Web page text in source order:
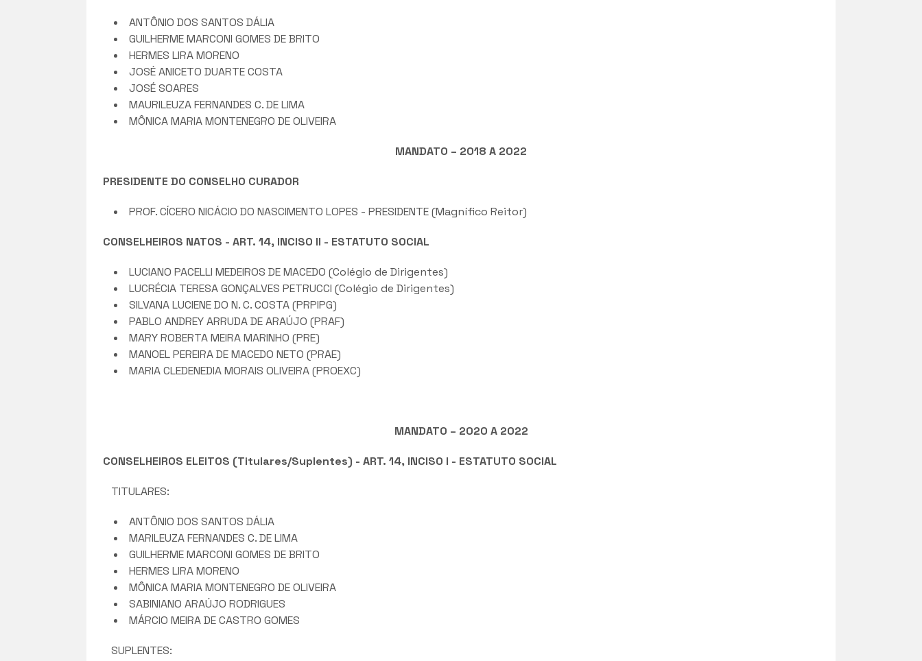
ANTÔNIO DOS SANTOS DÁLIA
GUILHERME MARCONI GOMES DE BRITO
HERMES LIRA MORENO
JOSÉ ANICETO DUARTE COSTA
JOSÉ SOARES
MAURILEUZA FERNANDES C. DE LIMA
MÔNICA MARIA MONTENEGRO DE OLIVEIRA
MANDATO – 2018 A 2022
PRESIDENTE DO CONSELHO CURADOR
PROF. CÍCERO NICÁCIO DO NASCIMENTO LOPES - PRESIDENTE (Magnífico Reitor)
CONSELHEIROS NATOS - ART. 14, INCISO II - ESTATUTO SOCIAL
LUCIANO PACELLI MEDEIROS DE MACEDO (Colégio de Dirigentes)
LUCRÉCIA TERESA GONÇALVES PETRUCCI (Colégio de Dirigentes)
SILVANA LUCIENE DO N. C. COSTA (PRPIPG)
PABLO ANDREY ARRUDA DE ARAÚJO (PRAF)
MARY ROBERTA MEIRA MARINHO (PRE)
MANOEL PEREIRA DE MACEDO NETO (PRAE)
MARIA CLEDENEDIA MORAIS OLIVEIRA (PROEXC)
MANDATO – 2020 A 2022
CONSELHEIROS ELEITOS (Titulares/Suplentes) - ART. 14, INCISO I - ESTATUTO SOCIAL
TITULARES:
ANTÔNIO DOS SANTOS DÁLIA
MARILEUZA FERNANDES C. DE LIMA
GUILHERME MARCONI GOMES DE BRITO
HERMES LIRA MORENO
MÔNICA MARIA MONTENEGRO DE OLIVEIRA
SABINIANO ARAÚJO RODRIGUES
MÁRCIO MEIRA DE CASTRO GOMES
SUPLENTES: